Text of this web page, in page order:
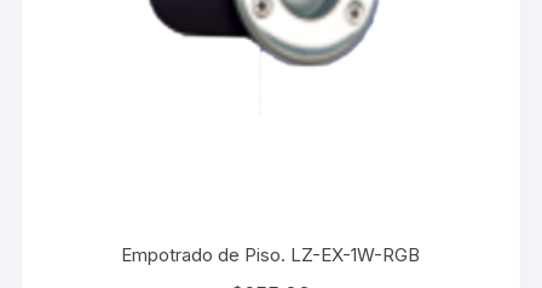
Empotrado de Piso. LZ-EX-1W-RGB